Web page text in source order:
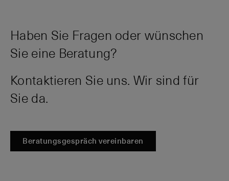
Haben Sie Fragen oder wünschen
Sie eine Beratung?
Kontaktieren Sie uns. Wir sind für
Sie da.
Beratungsgespräch vereinbaren